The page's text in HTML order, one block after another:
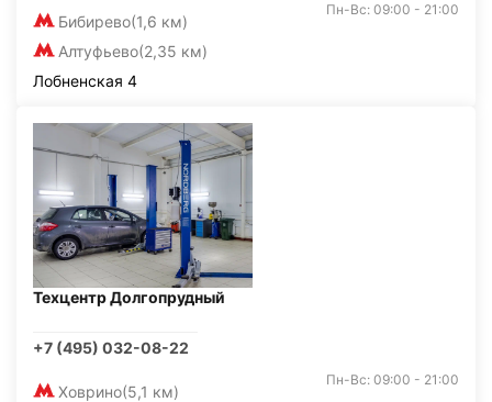
Бибирево(1,6 км)
Алтуфьево(2,35 км)
Пн-Вс: 09:00 - 21:00
Лобненская 4
Техцентр Долгопрудный
+7 (495) 032-08-22
Ховрино(5,1 км)
Пн-Вс: 09:00 - 21:00